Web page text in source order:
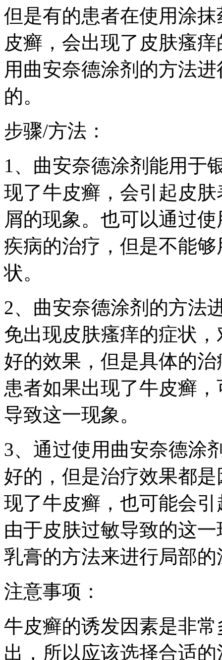
但是有的患者在使用涂
皮癣，会出现了皮肤瘙
用曲安奈德涂剂的方法
的。
步骤/方法：
1、曲安奈德涂剂能用于
现了牛皮癣，会引起皮
屑的现象。也可以通过
疾病的治疗，但是不能
状。
2、曲安奈德涂剂的方法
免出现皮肤瘙痒的症状
好的效果，但是具体的
患者如果出现了牛皮癣
导致这一现象。
3、通过使用曲安奈德涂
好的，但是治疗效果都
现了牛皮癣，也可能会
由于皮肤过敏导致的这
乳膏的方法来进行局部的
注意事项：
牛皮癣的诱发因素是非常
出，所以应该选择合适